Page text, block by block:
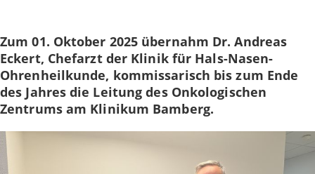
Zum 01. Oktober 2025 übernahm Dr. Andreas
Eckert, Chefarzt der Klinik für Hals-Nasen-
Ohrenheilkunde, kommissarisch bis zum Ende
des Jahres die Leitung des Onkologischen
Zentrums am Klinikum Bamberg.